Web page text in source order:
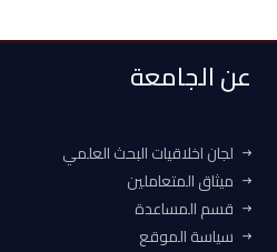
عن الجامعة
لجان اخلاقيات البحث العلمي
ميثاق المتعاملين
قسم المساعدة
سياسة الموقع